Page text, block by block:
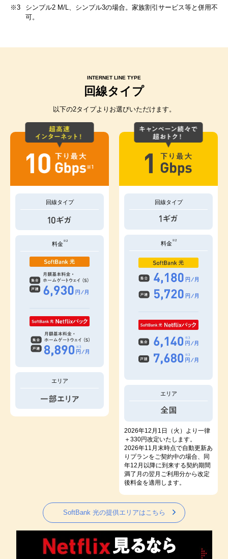
※3
シンプル2 M/L、シンプル3の場合。家族割引サービス等と併用不
可。
INTERNET LINE TYPE
回線タイプ
以下の2タイプよりお選びいただけます。
回線タイプ
料金 ※2
エリア
回線タイプ
料金 ※2
エリア
2026年12月1日（火）より一律
＋330円改定いたします。
2026年11月末時点で自動更新あ
りプランをご契約中の場合、同
年12月以降に到来する契約期間
満了月の翌月ご利用分から改定
後料金を適用します。
SoftBank 光の提供エリアはこちら